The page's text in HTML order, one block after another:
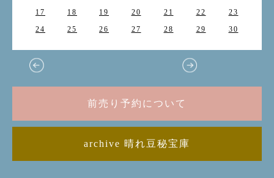
17
18 19 20 21 22
23
24
25 26 27 28 29 30
前売り予約について
archive 晴れ豆秘宝庫